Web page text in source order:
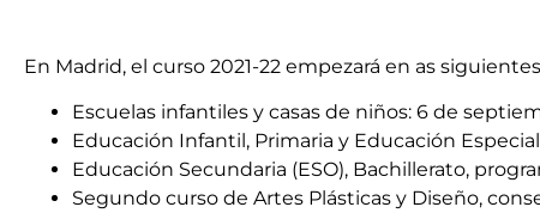
En Madrid, el curso 2021-22 empezará en as
Escuelas infantiles y casas de niños: 6 de
Educación Infantil, Primaria y Educación
Educación Secundaria (ESO), Bachillerato,
Segundo curso de Artes Plásticas y Diseño,